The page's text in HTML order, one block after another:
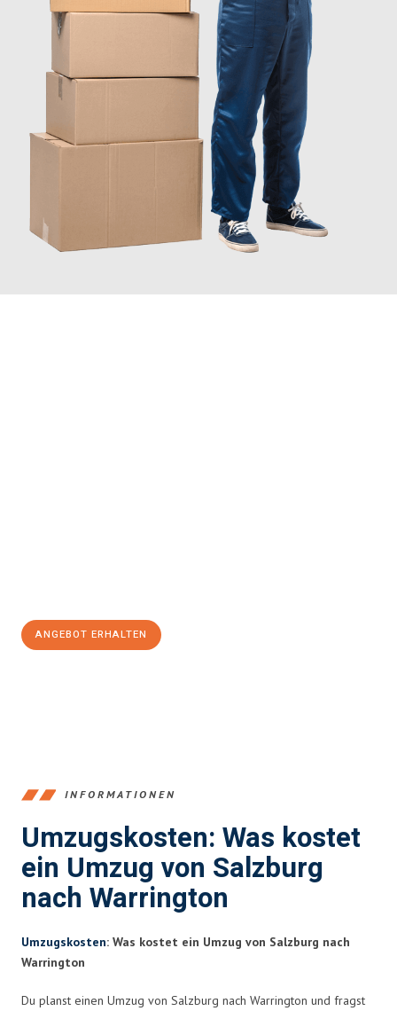
ANGEBOT ERHALTEN
INFORMATIONEN
Umzugskosten: Was kostet
ein Umzug von Salzburg
nach Warrington
Umzugskosten: Was kostet ein Umzug von Salzburg nach
Warrington
Du planst einen Umzug von Salzburg nach Warrington und fragst